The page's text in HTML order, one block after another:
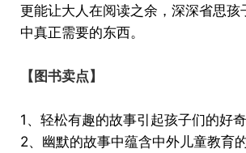
更能让大人在阅读之余，深深省思孩
中真正需要的东西。
【图书卖点】
1、轻松有趣的故事引起孩子们的好
2、幽默的故事中蕴含中外儿童教育的